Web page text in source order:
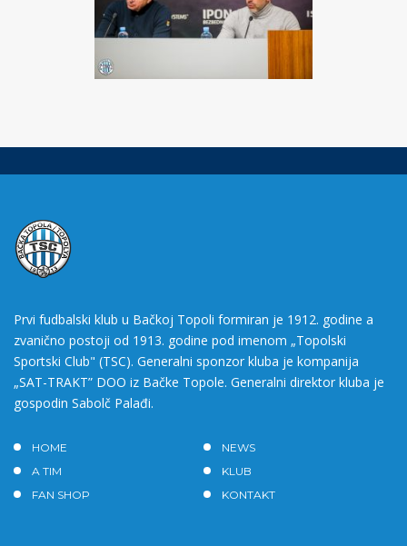
Prvi fudbalski klub u Bačkoj Topoli formiran je 1912. godine a
zvanično postoji od 1913. godine pod imenom „Topolski
Sportski Club" (TSC). Generalni sponzor kluba je kompanija
„SAT-TRAKT” DOO iz Bačke Topole. Generalni direktor kluba je
gospodin Sabolč Palađi.
HOME
NEWS
A TIM
KLUB
FAN SHOP
KONTAKT